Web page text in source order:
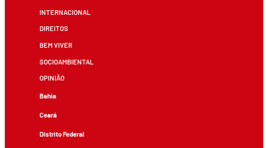
INTERNACIONAL
DIREITOS
BEM VIVER
SOCIOAMBIENTAL
OPINIÃO
Bahia
Ceará
Distrito Federal